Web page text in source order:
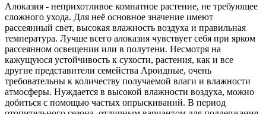
Алоказия - неприхотливое комнатное растение, не требующее
сложного ухода. Для неё основное значение имеют
рассеянный свет, высокая влажность воздуха и правильная
температура. Лучше всего алоказия чувствует себя при ярком
рассеянном освещении или в полутени. Несмотря на
кажущуюся устойчивость к сухости, растения, как и все
другие представители семейства Ароидные, очень
требовательны к количеству получаемой влаги и влажности
атмосферы. Нуждается в высокой влажности воздуха, можно
добиться с помощью частых опрыскиваний. В период